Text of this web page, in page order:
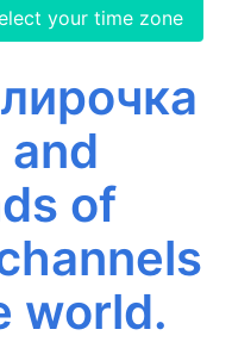
your time zone
of
world.